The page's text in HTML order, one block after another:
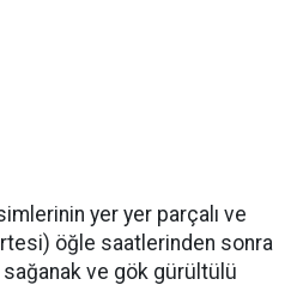
yer yer parçalı ve
öğle saatlerinden sonra
ve gök gürültülü